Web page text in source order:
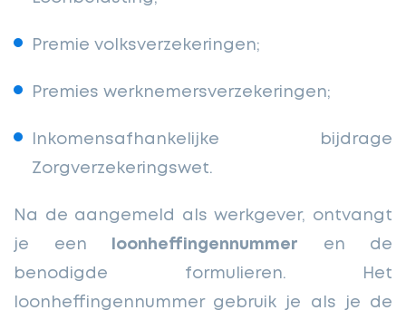
Premie volksverzekeringen;
Premies werknemersverzekeringen;
Inkomensafhankelijke bijdrage
Zorgverzekeringswet.
Na de aangemeld als werkgever, ontvangt
je een
loonheffingennummer en de
benodigde formulieren. Het
loonheffingennummer gebruik je als je de